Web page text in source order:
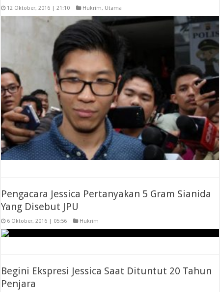
12 Oktober, 2016 | 21:10 Hukrim, Utama
Pengacara Jessica Pertanyakan 5 Gram Sianida
Yang Disebut JPU
6 Oktober, 2016 | 05:56 Hukrim
Begini Ekspresi Jessica Saat Dituntut 20 Tahun
Penjara